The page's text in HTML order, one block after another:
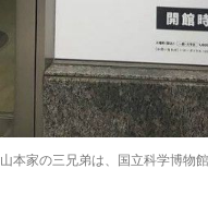
山本家の三兄弟は、国立科学博物